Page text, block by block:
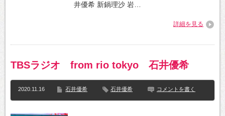
井優希 新鍋理沙 岩…
詳細を見る
TBSラジオ from rio tokyo 石井優希
2020.11.16 石井優希 石井優希 コメントを書く